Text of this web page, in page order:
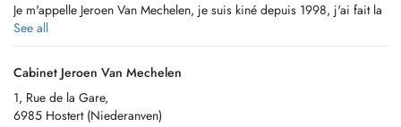
Je m'appelle Jeroen Van Mechelen, je suis kiné depuis 1998, j'ai fait la
thérapie Manuelle à la Belso en Belgique, puis les 5 années
d'ostéopathie.
Je travaille essentiellement avec les techniques manuelles.
Les techniques Myofasciales, pour douleurs musculaires, 'Dry
See all
Cabinet Jeroen Van Mechelen
1, Rue de la Gare,
6985 Hostert (Niederanven)